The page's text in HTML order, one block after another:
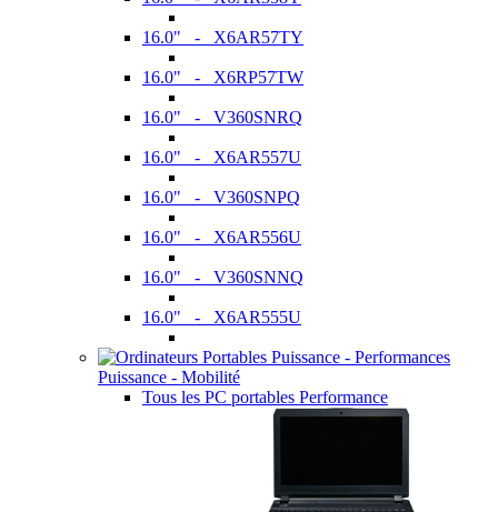
16.0" - X6AR57TY
16.0" - X6RP57TW
16.0" - V360SNRQ
16.0" - X6AR557U
16.0" - V360SNPQ
16.0" - X6AR556U
16.0" - V360SNNQ
16.0" - X6AR555U
Puissance - Mobilité
Tous les PC portables Performance